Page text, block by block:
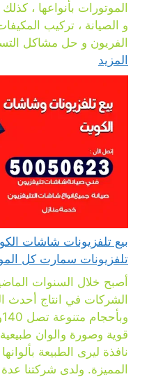
الموتورات بأنواعها ،
و الصيانة ، تركيب
الفريون و حل مشاكل
المزيد
تلفزيونات سمارت كل
أصبح خلال السنوات
الشركات في انتاج أحدث
قوية وصورة والوان
نافذة ليرى الطبيعة
المميزة. ولدى شركتنا